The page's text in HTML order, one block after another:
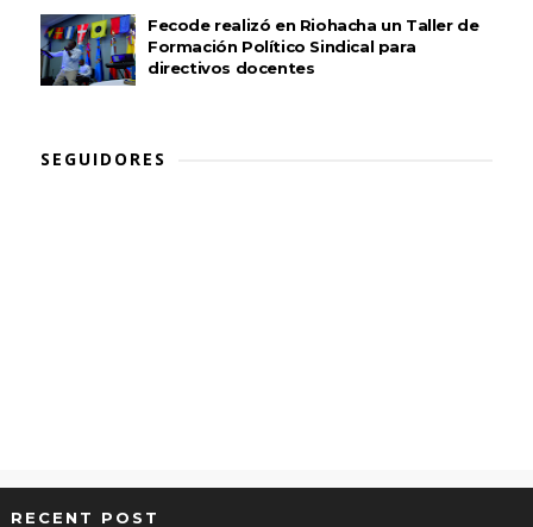
Fecode realizó en Riohacha un Taller de
Formación Político Sindical para
directivos docentes
SEGUIDORES
RECENT POST